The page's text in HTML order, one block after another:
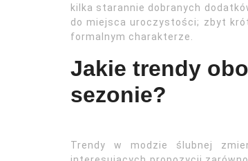
kilka starannie dobranych
do miejsca uroczystości; zbyt
formalnym charakterze.
Jakie trendy
sezonie?
Trendy w modzie ślubnej